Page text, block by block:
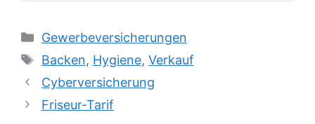
Kategorien
Gewerbeversicherungen
Schlagwörter
Backen, Hygiene, Verkauf
Cyberversicherung
Friseur-Tarif